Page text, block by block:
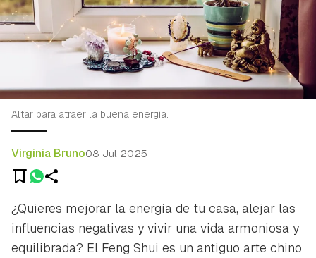
Altar para atraer la buena energía.
Virginia Bruno08 Jul 2025
¿Quieres mejorar la energía de tu casa, alejar las
influencias negativas y vivir una vida armoniosa y
equilibrada? El Feng Shui es un antiguo arte chino